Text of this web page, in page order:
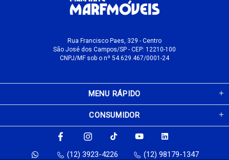
Rua Francisco Paes, 329 - Centro
São José dos Campos/SP - CEP: 12210-100
CNPJ/MF sob o nº 54.629.467/0001-24
MENU RÁPIDO
CONSUMIDOR
(12) 3923-4226 (12) 98179-1347